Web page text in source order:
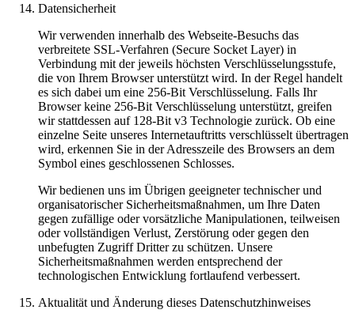
Datensicherheit
Wir verwenden innerhalb des Webseite-Besuchs das
verbreitete SSL-Verfahren (Secure Socket Layer) in
Verbindung mit der jeweils höchsten Verschlüsselungsstufe,
die von Ihrem Browser unterstützt wird. In der Regel handelt
es sich dabei um eine 256-Bit Verschlüsselung. Falls Ihr
Browser keine 256-Bit Verschlüsselung unterstützt, greifen
wir stattdessen auf 128-Bit v3 Technologie zurück. Ob eine
einzelne Seite unseres Internetauftritts verschlüsselt übertragen
wird, erkennen Sie in der Adresszeile des Browsers an dem
Symbol eines geschlossenen Schlosses.
Wir bedienen uns im Übrigen geeigneter technischer und
organisatorischer Sicherheitsmaßnahmen, um Ihre Daten
gegen zufällige oder vorsätzliche Manipulationen, teilweisen
oder vollständigen Verlust, Zerstörung oder gegen den
unbefugten Zugriff Dritter zu schützen. Unsere
Sicherheitsmaßnahmen werden entsprechend der
technologischen Entwicklung fortlaufend verbessert.
Aktualität und Änderung dieses Datenschutzhinweises